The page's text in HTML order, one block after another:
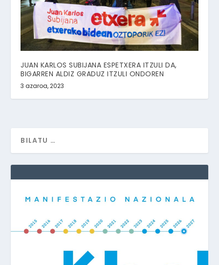
JUAN KARLOS SUBIJANA ESPETXERA ITZULI DA,
BIGARREN ALDIZ GRADUZ ITZULI ONDOREN
3 azaroa, 2023